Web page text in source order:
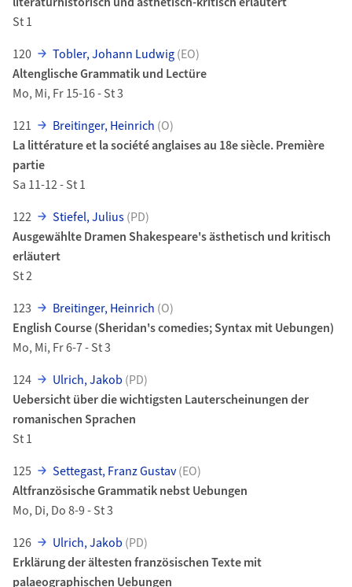
St 1
120
Tobler, Johann Ludwig(EO)
Altenglische Grammatik und Lectüre
Mo, Mi, Fr 15-16 - St 3
121
Breitinger, Heinrich (O)
La littérature et la société anglaises au 18e siècle. Première
partie
Sa 11-12 - St 1
122
Stiefel, Julius(PD)
Ausgewählte Dramen Shakespeare's ästhetisch und kritisch
erläutert
St 2
123
Breitinger, Heinrich (O)
English Course (Sheridan's comedies; Syntax mit Uebungen)
Mo, Mi, Fr 6-7 - St 3
124
Ulrich, Jakob (PD)
Uebersicht über die wichtigsten Lauterscheinungen der
romanischen Sprachen
St 1
125
Settegast, Franz Gustav(EO)
Altfranzösische Grammatik nebst Uebungen
Mo, Di, Do 8-9 - St 3
126
Ulrich, Jakob (PD)
Erklärung der ältesten französischen Texte mit
palaeographischen Uebungen